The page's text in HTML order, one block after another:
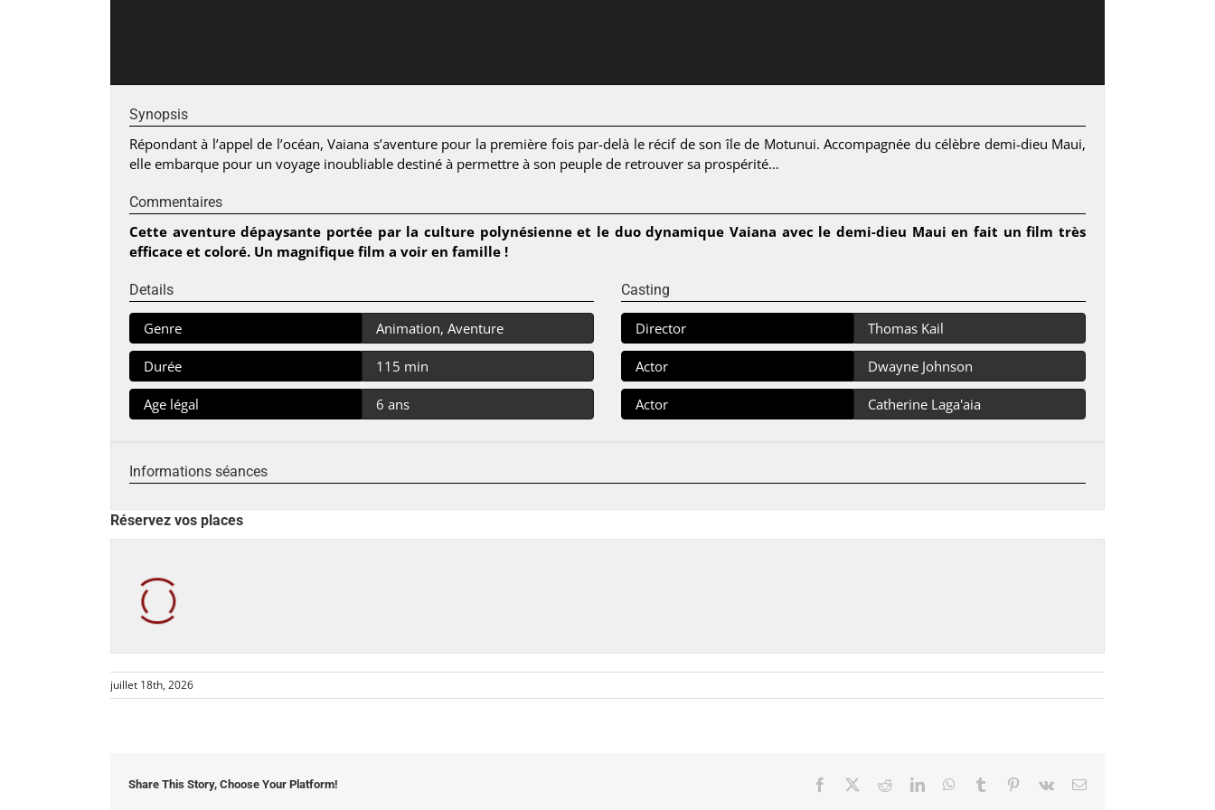
Synopsis
Répondant à l’appel de l’océan, Vaiana s’aventure pour la première fois par-delà le récif de son île de Motunui. Accompagnée du célèbre demi-dieu Maui,
elle embarque pour un voyage inoubliable destiné à permettre à son peuple de retrouver sa prospérité…
Commentaires
Cette aventure dépaysante portée par la culture polynésienne et le duo dynamique Vaiana avec le demi-dieu Maui en fait un film très
efficace et coloré. Un magnifique film a voir en famille !
Details
Genre Animation, Aventure
Durée 115 min
Age légal 6 ans
Casting
Director Thomas Kail
Actor Dwayne Johnson
Actor Catherine Laga'aia
Informations séances
Réservez vos places
juillet 18th, 2026
Share This Story, Choose Your Platform! Facebook RedditLinkedInWhatsApp
Tumblr Pinterest
Vk Email